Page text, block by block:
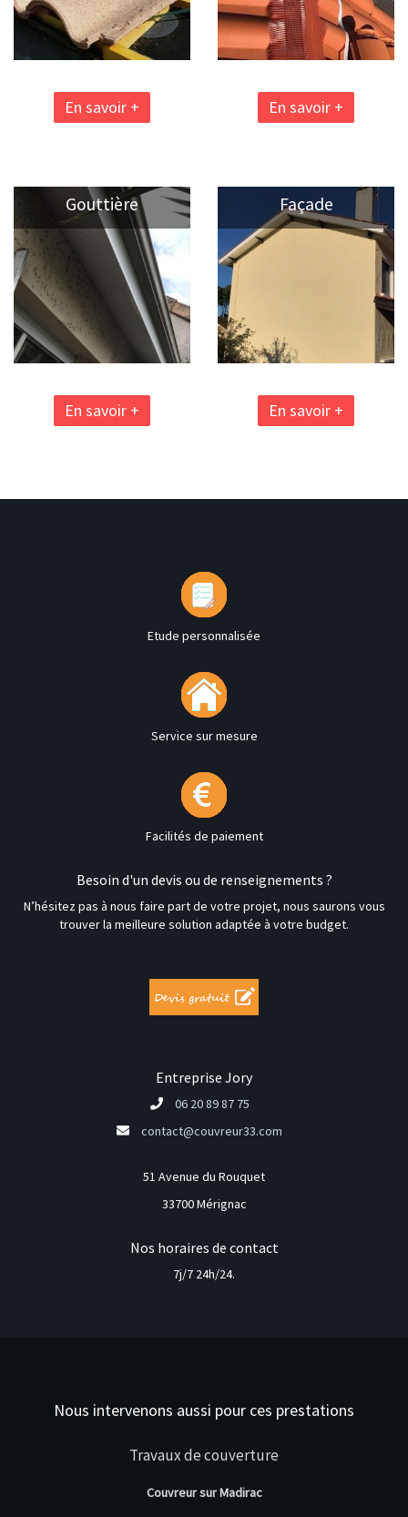
En savoir + En savoir +
Gouttière
En savoir +
Façade
En savoir +
Etude personnalisée
Service sur mesure
Facilités de paiement
Besoin d'un devis ou de renseignements ?
N’hésitez pas à nous faire part de votre projet, nous saurons vous
trouver la meilleure solution adaptée à votre budget.
Entreprise Jory
06 20 89 87 75
contact@couvreur33.com
51 Avenue du Rouquet
33700 Mérignac
Nos horaires de contact
7j/7 24h/24.
Nous intervenons aussi pour ces prestations
Travaux de couverture
Couvreur sur Madirac